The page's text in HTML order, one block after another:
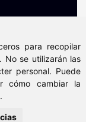
para recopilar
No se utilizarán las
personal. Puede
cómo cambiar la
.
- ClickViviendas